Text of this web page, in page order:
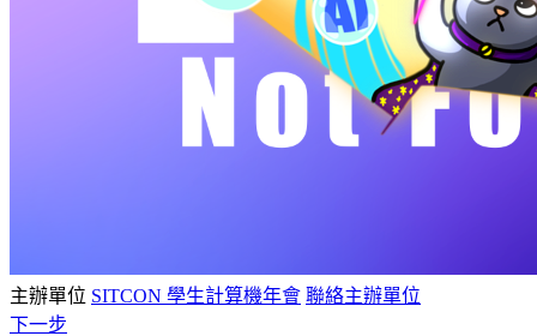
主辦單位 SITCON 學生計算機年會 聯絡主辦單位
下一步